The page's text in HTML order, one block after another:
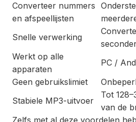
Converteer nummers
en afspeellijsten
Snelle verwerking
Werkt op alle
apparaten
PC /
Geen gebruikslimiet
Stabiele MP3-uitvoer
Tot
van de
Zelfs met al deze voordelen